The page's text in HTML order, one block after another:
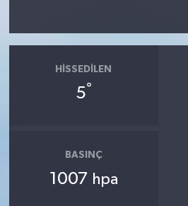
HISSEDILEN
5°
BASINÇ
1007 hpa